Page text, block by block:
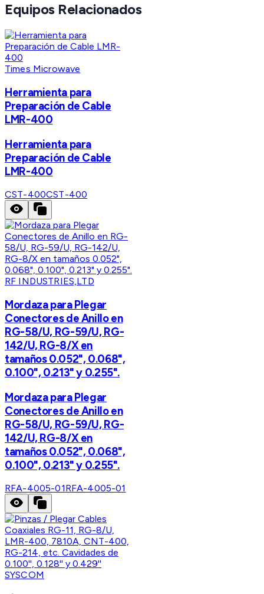
Equipos Relacionados
Times Microwave
Herramienta para
Preparación de Cable
LMR-400
Herramienta para
Preparación de Cable
LMR-400
CST-400CST-400
RF INDUSTRIES,LTD
Mordaza para Plegar
Conectores de Anillo en
RG-58/U, RG-59/U, RG-
142/U, RG-8/X en
tamaños 0.052", 0.068",
0.100", 0.213" y 0.255".
Mordaza para Plegar
Conectores de Anillo en
RG-58/U, RG-59/U, RG-
142/U, RG-8/X en
tamaños 0.052", 0.068",
0.100", 0.213" y 0.255".
RFA-4005-01RFA-4005-01
SYSCOM